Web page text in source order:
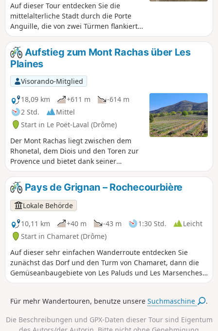
Auf dieser Tour entdecken Sie die
mittelalterliche Stadt durch die Porte
Anguille, die von zwei Türmen flankiert
wird. Anschließend führt Sie der Weg zu
den Ausläufern von Taulignan, wo Sie
eine alte Römerstraße entdecken
können. Weiter entfernt liegt die
Domaine Bramarel im Herzen der
wichtigsten Trüffelanbauregion
Frankreichs. Sie gelangen auf den
Seidenstraßenweg, indem Sie an der
„Fabrique Brûlée“, einer ehemaligen
Schmiede, vorbeifahren. Die Route
endet auf dem Plateau des Blaches mit
seinen berühmten AOC-Weinbergen der
Côtes du Rhône.
Aufstieg zum Mont Rachas über Les
Plaines
Visorando-Mitglied
18,09 km
+611 m
-614 m
2 Std.
Mittel
Start in Le Poët-Laval (Drôme)
Der Mont Rachas liegt zwischen dem
Rhonetal, dem Diois und den Toren zur
Provence und bietet dank seiner
zentralen Lage einen herrlichen 360°-
Panoramablick, von den Trois Becs bis
zum Mont Ventoux im Osten und auf
das Tricastin, das Rhonetal und die
Ausläufer der Ardèche im Westen. Diese
Tour führt über eine kleine Straße,
einen asphaltierten Weg (in schlechtem
Zustand) und Waldwege.
Pays de Grignan – Rochecourbière
Lokale Behörde
10,11 km
+40 m -43 m 1:30 Std.
Leicht
Start in Chamaret (Drôme)
Auf dieser sehr einfachen Wanderroute entdecken Sie
zunächst das Dorf und den Turm von Chamaret, dann die
Gemüseanbaugebiete von Les Paluds und Les Marsenches.
An einer Weggabelung sehen Sie das wunderschöne
Grotte de Rochecourbière und den Steintisch von Madame
und Lavendelfelder führen Sie zurück nach Chamaret,
Für mehr Wandertouren, benutze unsereSuchmaschine .
Die Beschreibungen und GPX-Daten dieser Tour sind Eigentum